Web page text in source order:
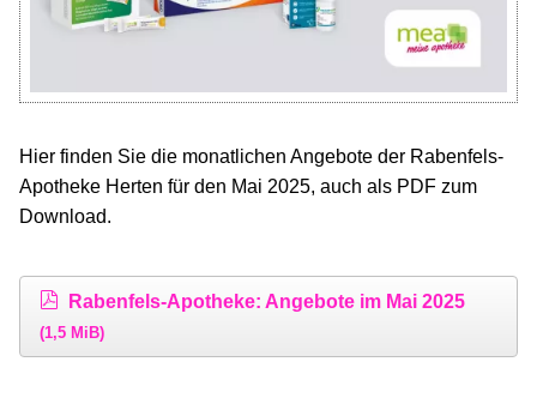
Hier finden Sie die monatlichen Angebote der Rabenfels-
Apotheke Herten für den Mai 2025, auch als PDF zum
Download.
Rabenfels-Apotheke: Angebote im Mai 2025
(1,5 MiB)